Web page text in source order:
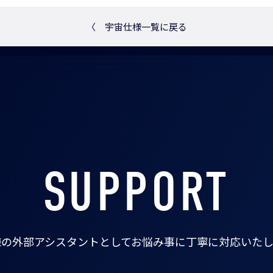
〈 宇宙仕様一覧に戻る
SUPPORT
外部アシスタントとしてお悩み事に丁寧に対応いた